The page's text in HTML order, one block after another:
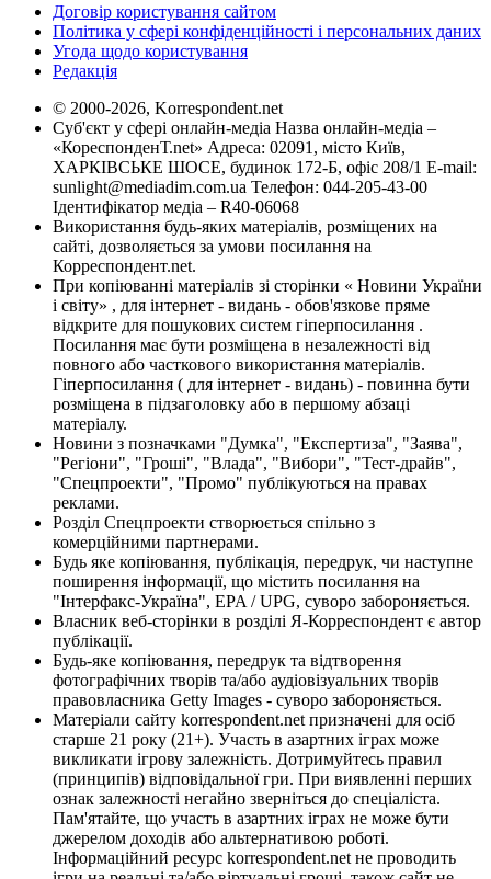
Договір користування сайтом
Політика у сфері конфіденційності і персональних даних
Угода щодо користування
Редакція
© 2000-2026, Korrespondent.net
Суб'єкт у сфері онлайн-медіа Назва онлайн-медіа –
«КореспонденТ.net» Адреса: 02091, місто Київ,
ХАРКІВСЬКЕ ШОСЕ, будинок 172-Б, офіс 208/1 E-mail:
sunlight@mediadim.com.ua Телефон: 044-205-43-00
Ідентифікатор медіа – R40-06068
Використання будь-яких матеріалів, розміщених на
сайті, дозволяється за умови посилання на
Корреспондент.net.
При копіюванні матеріалів зі сторінки « Новини України
і світу» , для інтернет - видань - обов'язкове пряме
відкрите для пошукових систем гіперпосилання .
Посилання має бути розміщена в незалежності від
повного або часткового використання матеріалів.
Гіперпосилання ( для інтернет - видань) - повинна бути
розміщена в підзаголовку або в першому абзаці
матеріалу.
Новини з позначками "Думка", "Експертиза", "Заява",
"Регіони", "Гроші", "Влада", "Вибори", "Тест-драйв",
"Спецпроекти", "Промо" публікуються на правах
реклами.
Розділ Спецпроекти створюється спільно з
комерційними партнерами.
Будь яке копіювання, публікація, передрук, чи наступне
поширення інформації, що містить посилання на
"Інтерфакс-Україна", EPA / UPG, суворо забороняється.
Власник веб-сторінки в розділі Я-Корреспондент є автор
публікації.
Будь-яке копіювання, передрук та відтворення
фотографічних творів та/або аудіовізуальних творів
правовласника Getty Images - суворо забороняється.
Матеріали сайту korrespondent.net призначені для осіб
старше 21 року (21+). Участь в азартних іграх може
викликати ігрову залежність. Дотримуйтесь правил
(принципів) відповідальної гри. При виявленні перших
ознак залежності негайно зверніться до спеціаліста.
Пам'ятайте, що участь в азартних іграх не може бути
джерелом доходів або альтернативою роботі.
Інформаційний ресурс korrespondent.net не проводить